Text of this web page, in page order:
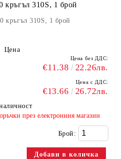
кръгъл 310S, 1 брой
кръгъл 310S, 1 брой
Цена
Цена без ДДС:
€11.38 22.26лв.
Цена с ДДС:
€13.66 26.72лв.
през електронния магазин
Брой: